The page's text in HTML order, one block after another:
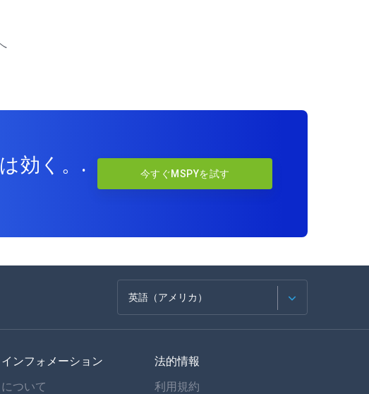
効く。. 今すぐMSPYを試す
英語（アメリカ）
フランセ
スペイン語
インフォメーション
について
法的情報
利用規約